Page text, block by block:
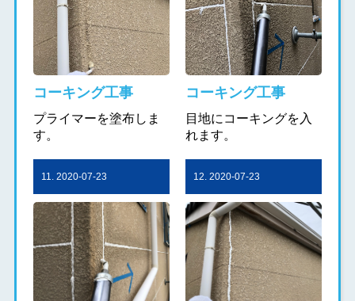
コーキング工事
プライマーを塗布しま
す。
コーキング工事
目地にコーキングを入
れます。
11. 2020-07-23 12. 2020-07-23